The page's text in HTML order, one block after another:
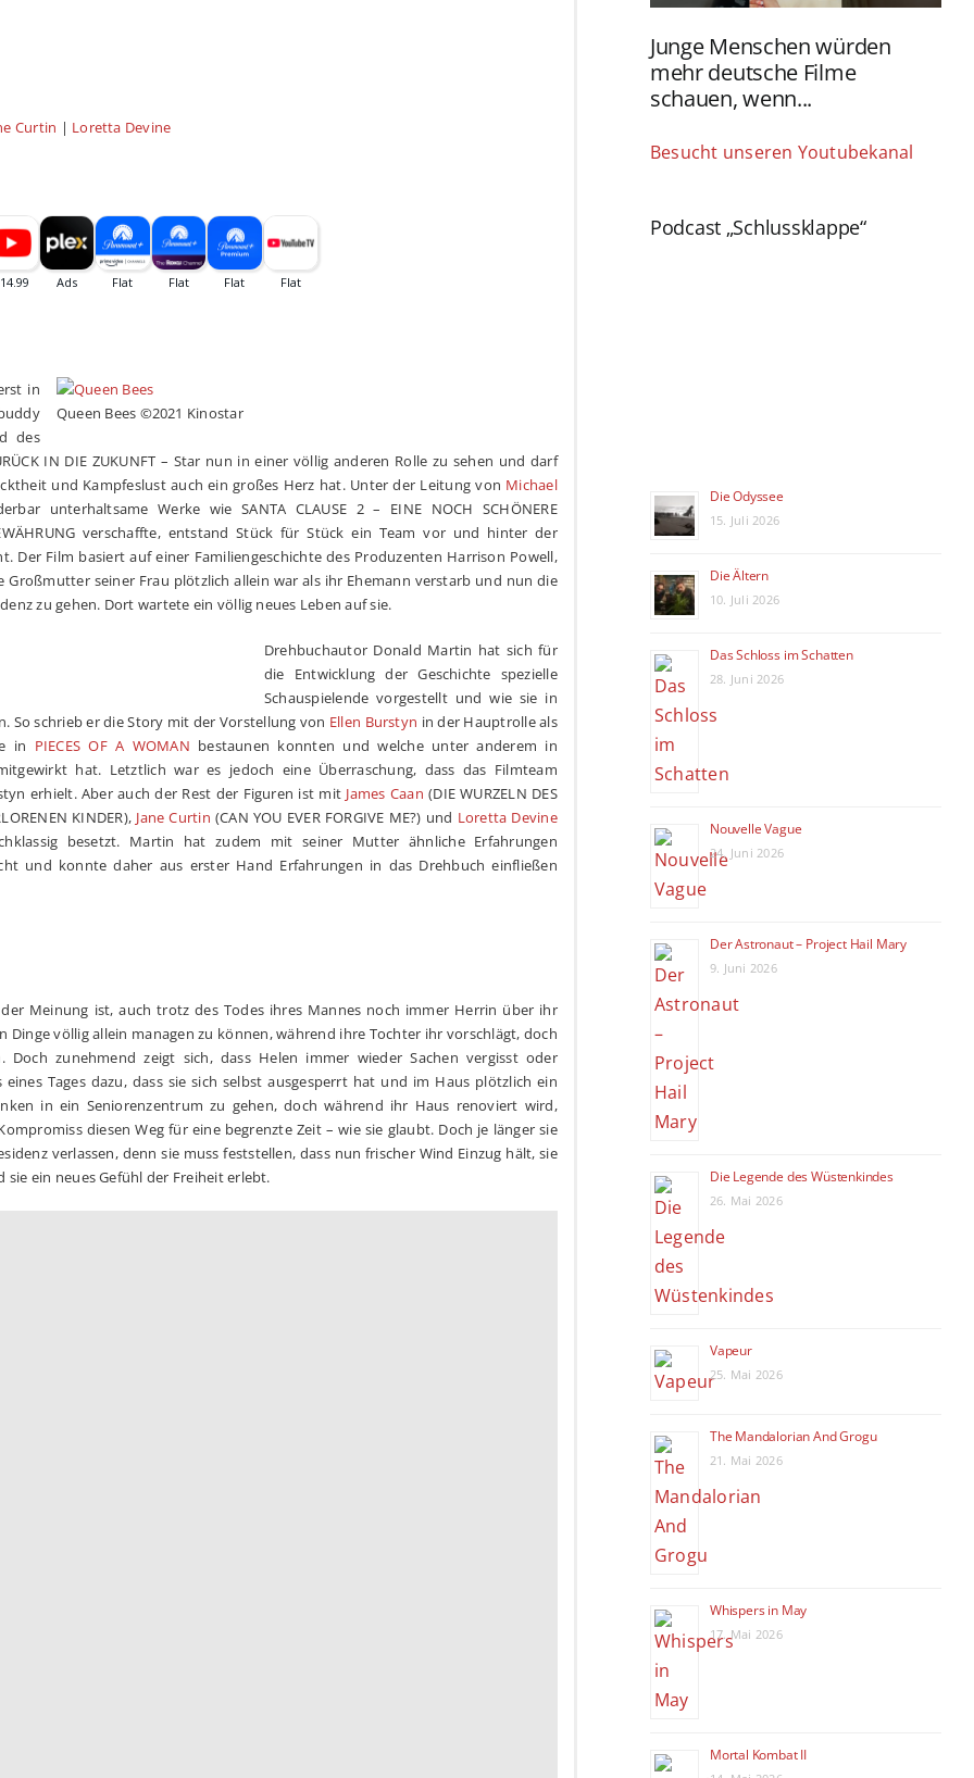
Curtin | Loretta Devine
Queen Bees ©2021 Kinostar
in
des
IN DIE ZUKUNFT – Star nun in einer völlig anderen Rolle zu sehen und darf
und Kampfeslust auch ein großes Herz hat. Unter der Leitung von Michael
unterhaltsame Werke wie SANTA CLAUSE 2 – EINE NOCH SCHÖNERE
verschaffte, entstand Stück für Stück ein Team vor und hinter der
Der Film basiert auf einer Familiengeschichte des Produzenten Harrison Powell,
Großmutter seiner Frau plötzlich allein war als ihr Ehemann verstarb und nun die
zu gehen. Dort wartete ein völlig neues Leben auf sie.
Drehbuchautor Donald Martin hat sich für
die Entwicklung der Geschichte spezielle
Schauspielende vorgestellt und wie sie in
So schrieb er die Story mit der Vorstellung von Ellen Burstyn in der Hauptrolle als
in PIECES OF A WOMAN bestaunen konnten und welche unter anderem in
mitgewirkt hat. Letztlich war es jedoch eine Überraschung, dass das Filmteam
erhielt. Aber auch der Rest der Figuren ist mit James Caan (DIE WURZELN DES
KINDER), Jane Curtin (CAN YOU EVER FORGIVE ME?) und Loretta Devine
besetzt. Martin hat zudem mit seiner Mutter ähnliche Erfahrungen
und konnte daher aus erster Hand Erfahrungen in das Drehbuch einfließen
Meinung ist, auch trotz des Todes ihres Mannes noch immer Herrin über ihr
Dinge völlig allein managen zu können, während ihre Tochter ihr vorschlägt, doch
Doch zunehmend zeigt sich, dass Helen immer wieder Sachen vergisst oder
Tages dazu, dass sie sich selbst ausgesperrt hat und im Haus plötzlich ein
in ein Seniorenzentrum zu gehen, doch während ihr Haus renoviert wird,
diesen Weg für eine begrenzte Zeit – wie sie glaubt. Doch je länger sie
verlassen, denn sie muss feststellen, dass nun frischer Wind Einzug hält, sie
ein neues Gefühl der Freiheit erlebt.
Junge Menschen würden
mehr deutsche Filme
schauen, wenn...
Besucht unseren Youtubekanal
Podcast „Schlussklappe“
Die Odyssee
15. Juli 2026
Die Ältern
10. Juli 2026
Das Schloss im Schatten
28. Juni 2026
Nouvelle Vague
24. Juni 2026
Der Astronaut – Project Hail Mary
9. Juni 2026
Die Legende des Wüstenkindes
26. Mai 2026
Vapeur
25. Mai 2026
The Mandalorian And Grogu
21. Mai 2026
Whispers in May
17. Mai 2026
Mortal Kombat II